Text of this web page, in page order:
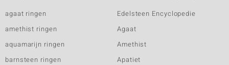
agaat ringen
amethist ringen
aquamarijn ringen
barnsteen ringen
Edelsteen Encyclopedie
Agaat
Amethist
Apatiet